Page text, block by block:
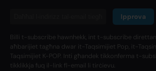
Ipprova
Billi t-subscribe hawnhekk, int t-subscribe
aħbarijiet tagħna dwar it-Taqsimijiet Pop, it-
Taqsimijiet K-POP. Inti għandek tikkonferma t-
tikklikkja fuq il-link fl-email li tirċievu.